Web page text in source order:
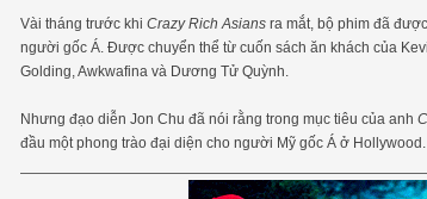
Vài tháng trước khi Crazy Rich Asians ra mắt, bộ phim đã
người gốc Á. Được chuyển thể từ cuốn sách ăn khách của
Golding, Awkwafina và Dương Tử Quỳnh.
Nhưng đạo diễn Jon Chu đã nói rằng trong mục tiêu của anh
đầu một phong trào đại diện cho người Mỹ gốc Á ở Hollywood.